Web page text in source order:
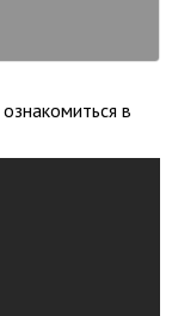
в